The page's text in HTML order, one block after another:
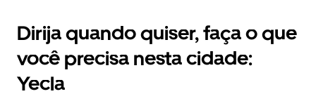
Dirija quando quiser, faça o que
você precisa nesta cidade:
Yecla